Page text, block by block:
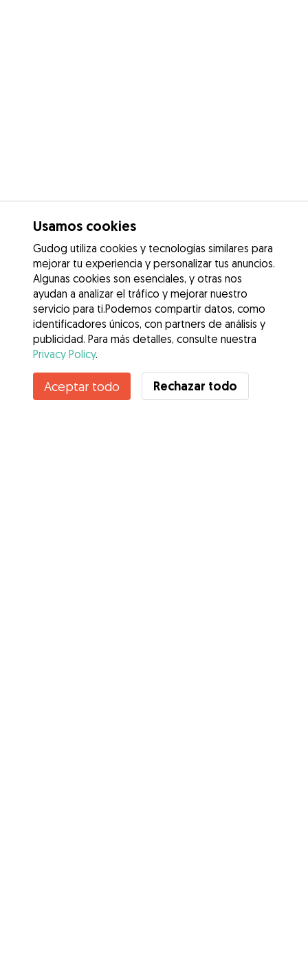
Usamos cookies
Gudog utiliza cookies y tecnologías similares para
mejorar tu experiencia y personalizar tus anuncios.
Algunas cookies son esenciales, y otras nos
ayudan a analizar el tráfico y mejorar nuestro
servicio para ti.Podemos compartir datos, como
identificadores únicos, con partners de análisis y
publicidad. Para más detalles, consulte nuestra
Privacy Policy.
Aceptar todo Rechazar todo